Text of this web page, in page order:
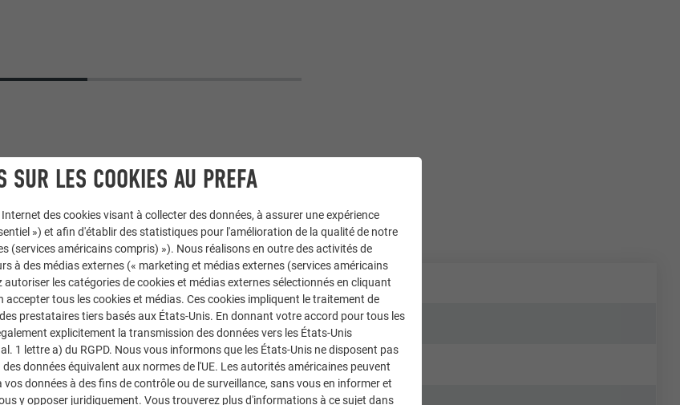
29 × 29
07 P.10 gris souris
SUR LES COOKIES AU PREFA
des cookies visant à collecter des données, à assurer une expérience
») et afin d'établir des statistiques pour l'amélioration de la qualité de notre
(services américains compris) »). Nous réalisons en outre des activités de
à des médias externes (« marketing et médias externes (services américains
les catégories de cookies et médias externes sélectionnés en cliquant
accepter tous les cookies et médias. Ces cookies impliquent le traitement de
prestataires tiers basés aux États-Unis. En donnant votre accord pour tous les
explicitement la transmission des données vers les États-Unis
1 lettre a) du RGPD. Nous vous informons que les États-Unis ne disposent pas
données équivalent aux normes de l'UE. Les autorités américaines peuvent
données à des fins de contrôle ou de surveillance, sans vous en informer et
y opposer juridiquement. Vous trouverez plus d'informations à ce sujet dans